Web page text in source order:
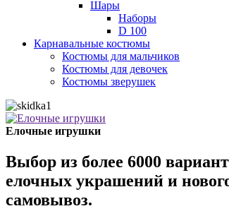
Шары
Наборы
D 100
Карнавальные костюмы
Костюмы для мальчиков
Костюмы для девочек
Костюмы зверушек
Елочные игрушки
Выбор из более 6000
елочных украшений и
самовывоз.